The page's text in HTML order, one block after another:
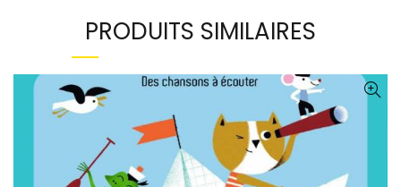
PRODUITS SIMILAIRES